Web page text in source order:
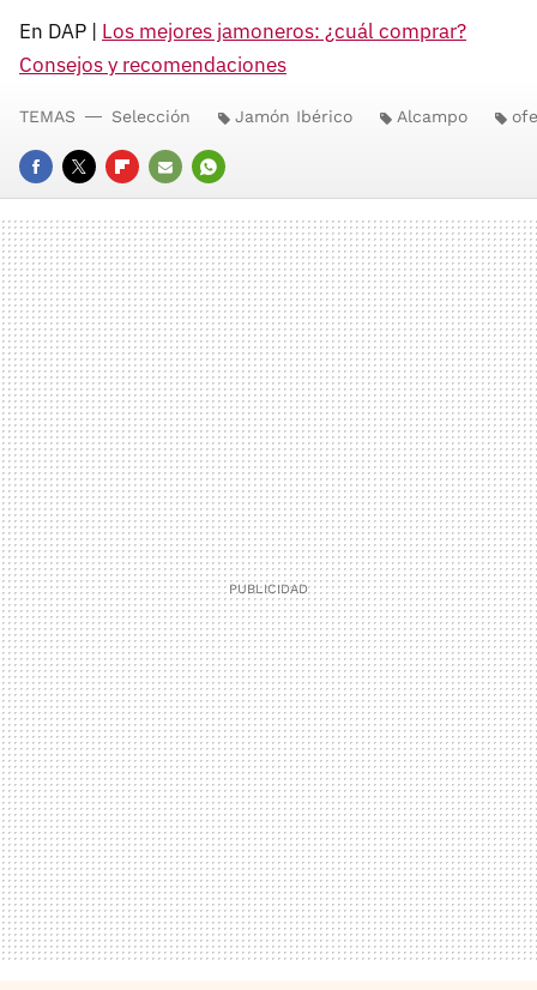
En DAP | Los mejores jamoneros: ¿cuál comprar?
Consejos y recomendaciones
FACEBOOK
TWITTERFLIPBOARD
E-
MAIL
WHATSAPP
TEMAS Selección Jamón Ibérico Alcampo